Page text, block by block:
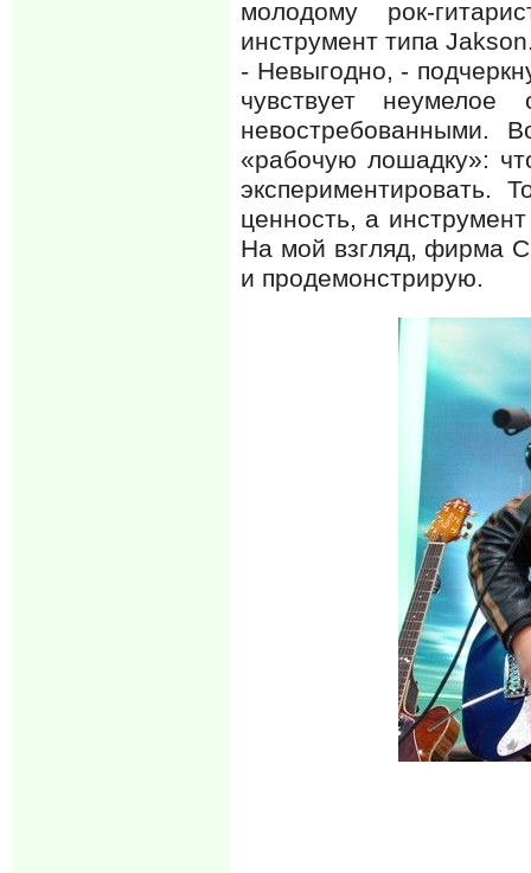
молодому рок-
инструмент типа
- Невыгодно, -
чувствует
невостребованными.
«рабочую лошадку»:
ценность, а
На мой взгляд, фирма
и продемонстрирую.